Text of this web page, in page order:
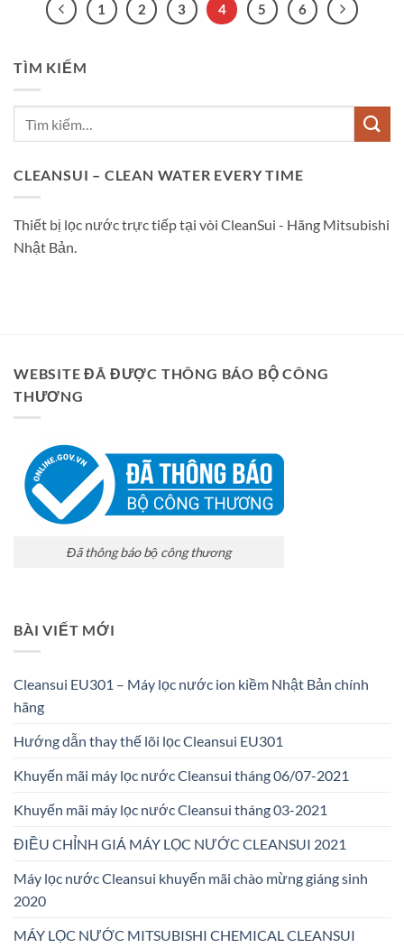
1 2 3 4 5 6
TÌM KIẾM
CLEANSUI – CLEAN WATER EVERY TIME
Thiết bị lọc nước trực tiếp tại vòi CleanSui - Hãng Mitsubishi
Nhật Bản.
WEBSITE ĐÃ ĐƯỢC THÔNG BÁO BỘ CÔNG
THƯƠNG
Đã thông báo bộ công thương
BÀI VIẾT MỚI
Cleansui EU301 – Máy lọc nước ion kiềm Nhật Bản chính
hãng
Hướng dẫn thay thế lõi lọc Cleansui EU301
Khuyến mãi máy lọc nước Cleansui tháng 06/07-2021
Khuyến mãi máy lọc nước Cleansui tháng 03-2021
ĐIỀU CHỈNH GIÁ MÁY LỌC NƯỚC CLEANSUI 2021
Máy lọc nước Cleansui khuyến mãi chào mừng giáng sinh
2020
MÁY LỌC NƯỚC MITSUBISHI CHEMICAL CLEANSUI